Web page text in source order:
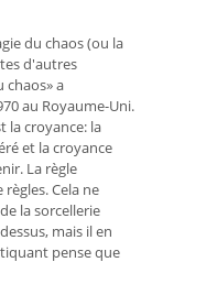
du chaos (ou la
d'autres
chaos» a
au Royaume-Uni.
la croyance: la
et la croyance
La règle
Cela ne
la sorcellerie
mais il en
pense que